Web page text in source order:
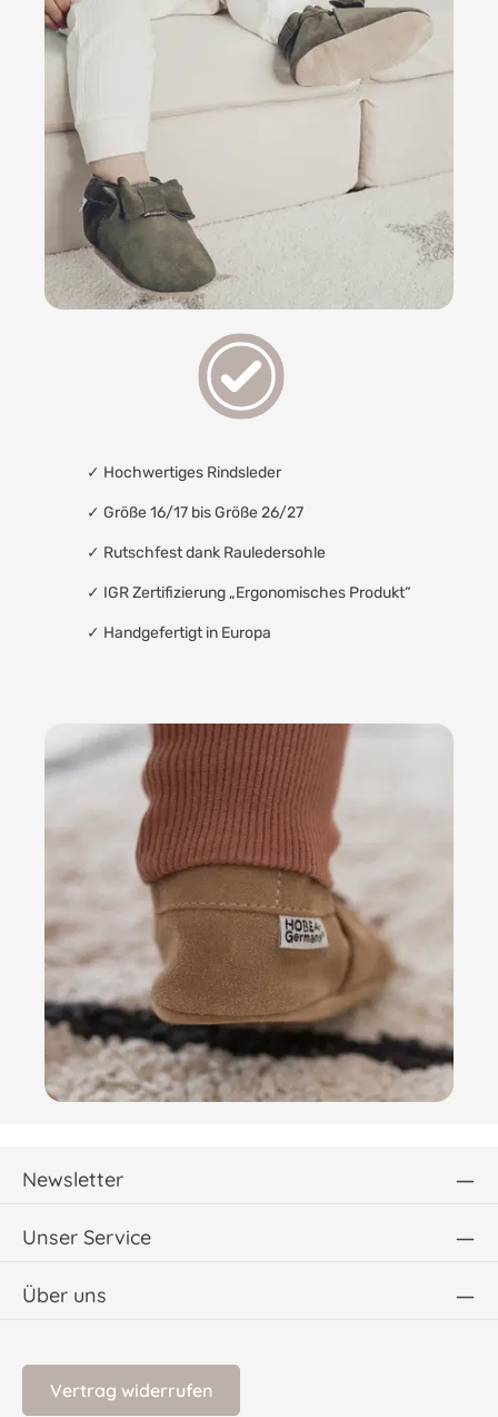
✓ Hochwertiges Rindsleder
✓ Größe 16/17 bis Größe 26/27
✓ Rutschfest dank Rauledersohle
✓ IGR Zertifizierung „Ergonomisches Produkt“
✓ Handgefertigt in Europa
Newsletter
Unser Service
Über uns
Vertrag widerrufen